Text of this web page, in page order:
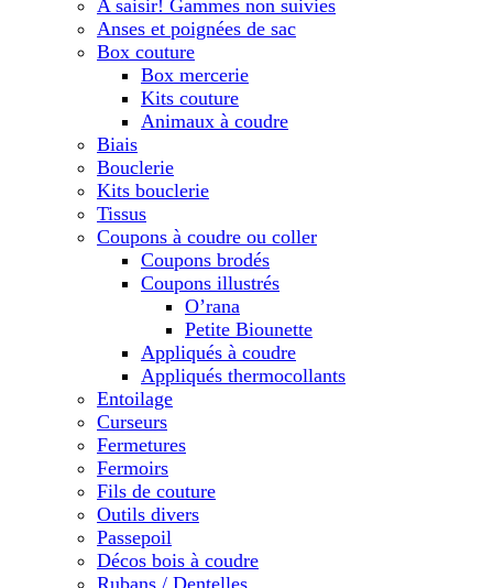
A saisir! Gammes non suivies
Anses et poignées de sac
Box couture
Box mercerie
Kits couture
Animaux à coudre
Biais
Bouclerie
Kits bouclerie
Tissus
Coupons à coudre ou coller
Coupons brodés
Coupons illustrés
O’rana
Petite Biounette
Appliqués à coudre
Appliqués thermocollants
Entoilage
Curseurs
Fermetures
Fermoirs
Fils de couture
Outils divers
Passepoil
Décos bois à coudre
Rubans / Dentelles